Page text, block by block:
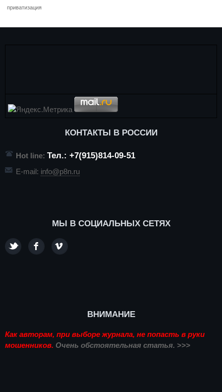
приватизация
КОНТАКТЫ В РОССИИ
Hot line: Тел.: +7(915)814-09-51
E-mail: info@p8n.ru
МЫ В СОЦИАЛЬНЫХ СЕТЯХ
ВНИМАНИЕ
Как авторам, при выборе журнала, не попасть в руки
мошенников. Очень обстоятельная статья. >>>